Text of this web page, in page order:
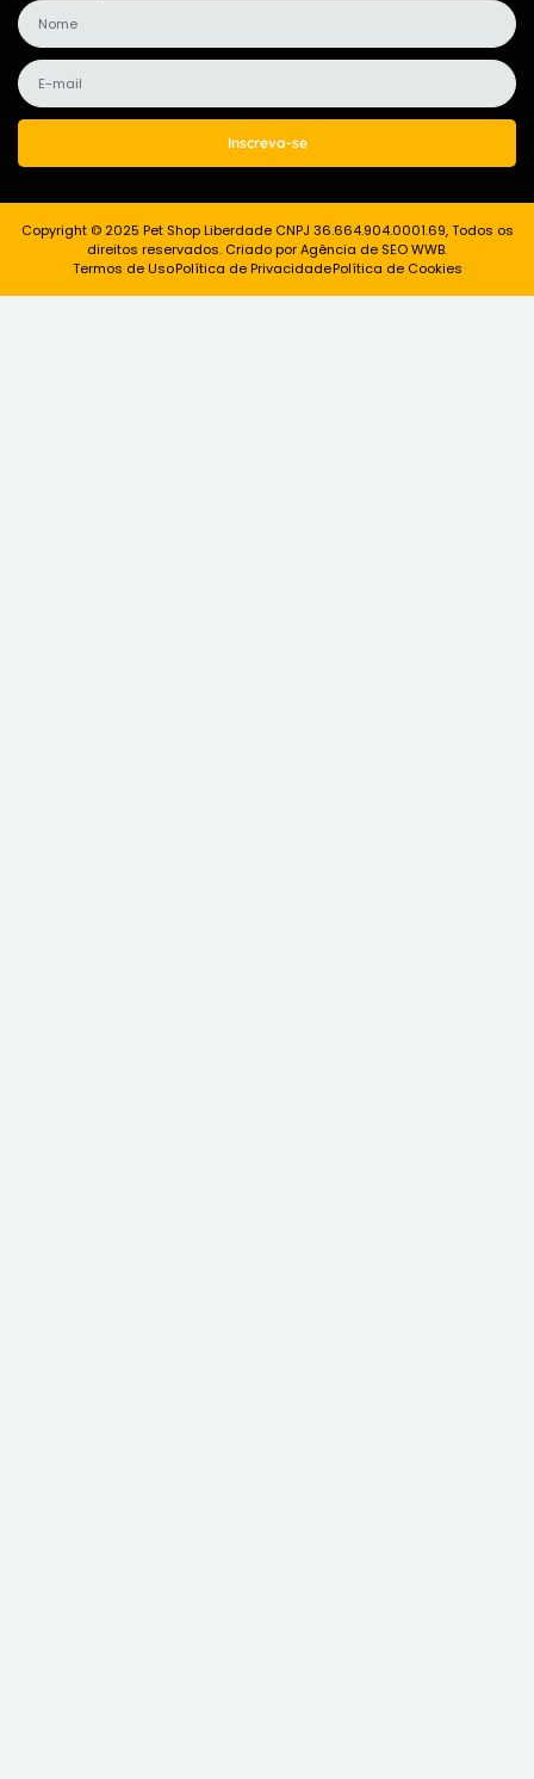
Inscreva-se
Copyright © 2025 Pet Shop Liberdade CNPJ 36.664.904.0001.69, Todos os
direitos reservados. Criado por Agência de SEO WWB.
Termos de UsoPolítica de PrivacidadePolítica de Cookies